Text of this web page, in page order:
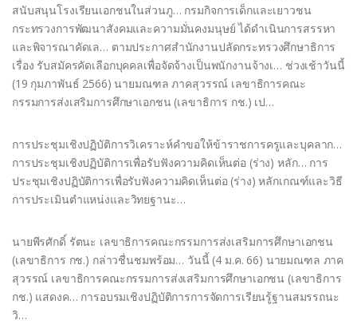
สนับสนุนโรงเรียนเอกชนในส่วนภู… กรมกิจการเด็กและเยาวชน
กระทรวงการพัฒนาสังคมและความมั่นคงมนุษย์ ได้ดำเนินการสรรหา
และพิจารณาคัดเล… ตามประกาศสำนักงานปลัดกระทรวงศึกษาธิการ
เรื่อง รับสมัครคัดเลือกบุคคลเพื่อจัดจ้างเป็นพนักงานจ้างเ… ช่วงเช้าวันนี้
(19 กุมภาพันธ์ 2566) นายมณฑล ภาคสุวรรณ์ เลขาธิการคณะ
กรรมการส่งเสริมการศึกษาเอกชน (เลขาธิการ กช.) เป…
การประชุมเชิงปฏิบัติการวิเคราะห์คำขอให้ข้าราชการครูและบุคลาก…
การประชุมเชิงปฏิบัติการเพื่อรับฟังความคิดเห็นต่อ (ร่าง) หลัก… การ
ประชุมเชิงปฏิบัติการเพื่อรับฟังความคิดเห็นต่อ (ร่าง) หลักเกณฑ์และวิธี
การประเมินตำแหน่งและวิทยฐานะ…
นายพีรศักดิ์ รัตนะ เลขาธิการคณะกรรมการส่งเสริมการศึกษาเอกชน
(เลขาธิการ กช.) กล่าวชื่นชมพร้อม… วันนี้ (4 ม.ค. 66) นายมณฑล ภาค
สุวรรณ์ เลขาธิการคณะกรรมการส่งเสริมการศึกษาเอกชน (เลขาธิการ
กช.) แสดงค… การอบรมเชิงปฏิบัติการการจัดการเรียนรู้ฐานสมรรถนะ
วิ…